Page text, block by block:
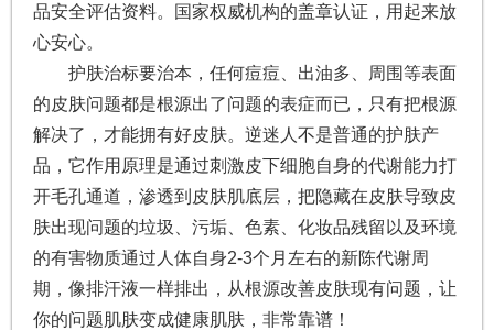
品安全评估资料。国家权威机构的盖章认证，用起来放
心安心。
护肤治标要治本，任何痘痘、出油多、周围等表面
的皮肤问题都是根源出了问题的表症而已，只有把根源
解决了，才能拥有好皮肤。逆迷人不是普通的护肤产
品，它作用原理是通过刺激皮下细胞自身的代谢能力打
开毛孔通道，渗透到皮肤肌底层，把隐藏在皮肤导致皮
肤出现问题的垃圾、污垢、色素、化妆品残留以及环境
的有害物质通过人体自身2-3个月左右的新陈代谢周
期，像排汗液一样排出，从根源改善皮肤现有问题，让
你的问题肌肤变成健康肌肤，非常靠谱！